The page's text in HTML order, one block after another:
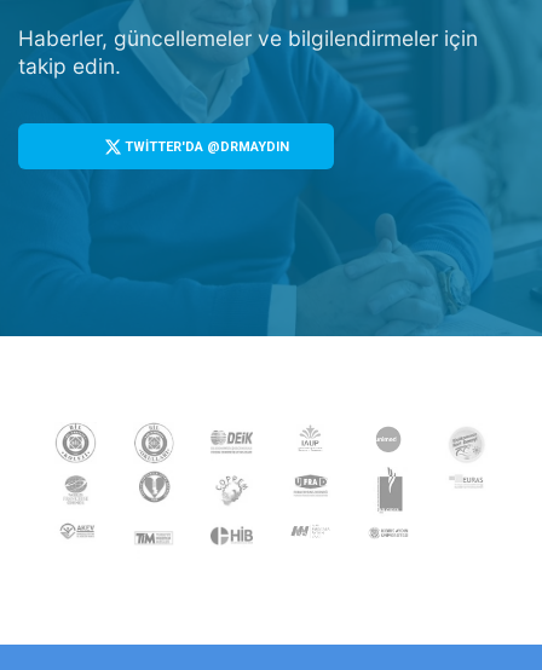
Haberler, güncellemeler ve bilgilendirmeler için
takip edin.
TWİTTER'DA @DRMAYDIN